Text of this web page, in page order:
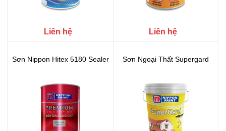
Liên hệ Liên hệ
Sơn Nippon Hitex 5180 Sealer Sơn Ngoại Thất Supergard